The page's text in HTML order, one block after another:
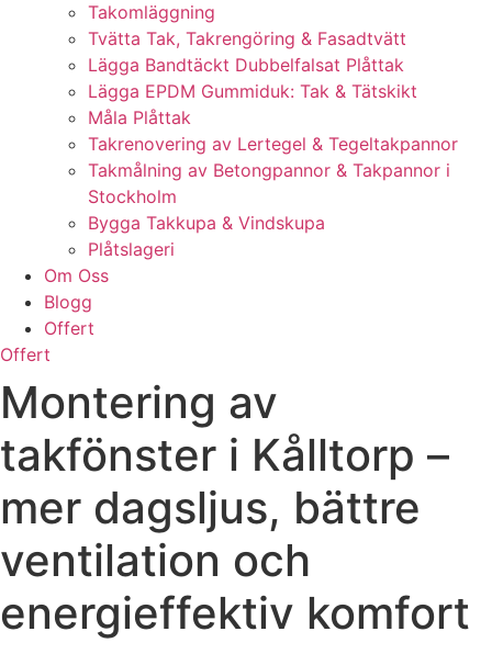
Takomläggning
Tvätta Tak, Takrengöring & Fasadtvätt
Lägga Bandtäckt Dubbelfalsat Plåttak
Lägga EPDM Gummiduk: Tak & Tätskikt
Måla Plåttak
Takrenovering av Lertegel & Tegeltakpannor
Takmålning av Betongpannor & Takpannor i
Stockholm
Bygga Takkupa & Vindskupa
Plåtslageri
Om Oss
Blogg
Offert
Offert
Montering av
takfönster i Kålltorp –
mer dagsljus, bättre
ventilation och
energieffektiv komfort